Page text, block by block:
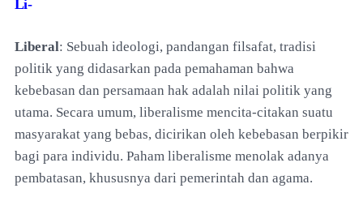
Li-
Liberal: Sebuah ideologi, pandangan filsafat, tradisi
politik yang didasarkan pada pemahaman bahwa
kebebasan dan persamaan hak adalah nilai politik yang
utama. Secara umum, liberalisme mencita-citakan suatu
masyarakat yang bebas, dicirikan oleh kebebasan berpikir
bagi para individu. Paham liberalisme menolak adanya
pembatasan, khususnya dari pemerintah dan agama.